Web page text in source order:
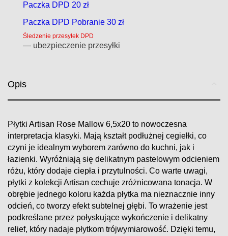
Paczka DPD 20 zł
Paczka DPD Pobranie 30 zł
Śledzenie przesyłek DPD
— ubezpieczenie przesyłki
Opis
Płytki Artisan Rose Mallow 6,5x20 to nowoczesna
interpretacja klasyki. Mają kształt podłużnej cegiełki, co
czyni je idealnym wyborem zarówno do kuchni, jak i
łazienki. Wyróżniają się delikatnym pastelowym odcieniem
różu, który dodaje ciepła i przytulności. Co warte uwagi,
płytki z kolekcji Artisan cechuje zróżnicowana tonacja. W
obrębie jednego koloru każda płytka ma nieznacznie inny
odcień, co tworzy efekt subtelnej głębi. To wrażenie jest
podkreślane przez połyskujące wykończenie i delikatny
relief, który nadaje płytkom trójwymiarowość. Dzięki temu,